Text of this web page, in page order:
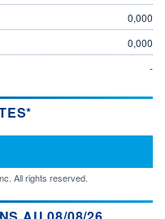
0,000
0,000
-
All rights reserved.